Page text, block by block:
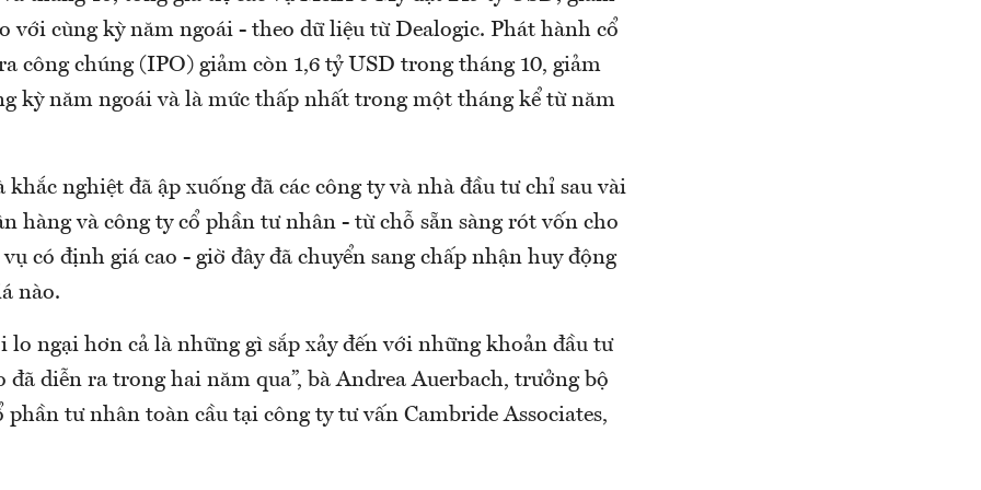
với cùng kỳ năm ngoái - theo dữ liệu từ Dealogic. Phát hành cổ
công chúng (IPO) giảm còn 1,6 tỷ USD trong tháng 10, giảm
kỳ năm ngoái và là mức thấp nhất trong một tháng kể từ năm
khắc nghiệt đã ập xuống đã các công ty và nhà đầu tư chỉ sau vài
hàng và công ty cổ phần tư nhân - từ chỗ sẵn sàng rót vốn cho
có định giá cao - giờ đây đã chuyển sang chấp nhận huy động
nào.
lo ngại hơn cả là những gì sắp xảy đến với những khoản đầu tư
đã diễn ra trong hai năm qua”, bà Andrea Auerbach, trưởng bộ
phần tư nhân toàn cầu tại công ty tư vấn Cambride Associates,